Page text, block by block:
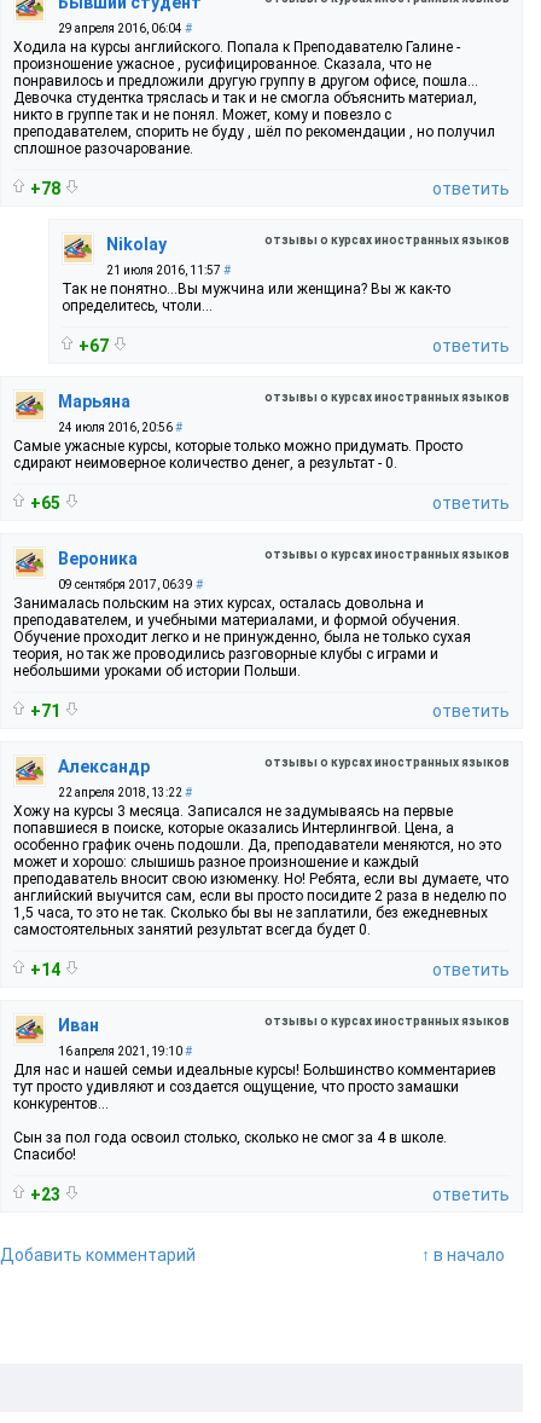
29 апреля 2016, 06:04 #
Ходила на курсы английского. Попала к Преподавателю Галине -
произношение ужасное , русифицированное. Сказала, что не
понравилось и предложили другую группу в другом офисе, пошла...
Девочка студентка тряслась и так и не смогла объяснить материал,
никто в группе так и не понял. Может, кому и повезло с
преподавателем, спорить не буду , шёл по рекомендации , но получил
сплошное разочарование.
+78 ответить
отзывы о курсах иностранных языков
Nikolay
21 июля 2016, 11:57 #
Так не понятно...Вы мужчина или женщина? Вы ж как-то
определитесь, чтоли...
+67 ответить
отзывы о курсах иностранных языков
Марьяна
24 июля 2016, 20:56#
Самые ужасные курсы, которые только можно придумать. Просто
сдирают неимоверное количество денег, а результат - 0.
+65 ответить
отзывы о курсах иностранных языков
Вероника
09 сентября 2017, 06:39 #
Занималась польским на этих курсах, осталась довольна и
преподавателем, и учебными материалами, и формой обучения.
Обучение проходит легко и не принужденно, была не только сухая
теория, но так же проводились разговорные клубы с играми и
небольшими уроками об истории Польши.
+71 ответить
отзывы о курсах иностранных языков
Александр
22 апреля 2018, 13:22 #
Хожу на курсы 3 месяца. Записался не задумываясь на первые
попавшиеся в поиске, которые оказались Интерлингвой. Цена, а
особенно график очень подошли. Да, преподаватели меняются, но это
может и хорошо: слышишь разное произношение и каждый
преподаватель вносит свою изюменку. Но! Ребята, если вы думаете, что
английский выучится сам, если вы просто посидите 2 раза в неделю по
1,5 часа, то это не так. Сколько бы вы не заплатили, без ежедневных
самостоятельных занятий результат всегда будет 0.
+14 ответить
отзывы о курсах иностранных языков
Иван
16 апреля 2021, 19:10#
Для нас и нашей семьи идеальные курсы! Большинство комментариев
тут просто удивляют и создается ощущение, что просто замашки
конкурентов...
Сын за пол года освоил столько, сколько не смог за 4 в школе.
Спасибо!
+23 ответить
Добавить комментарий ↑ в начало